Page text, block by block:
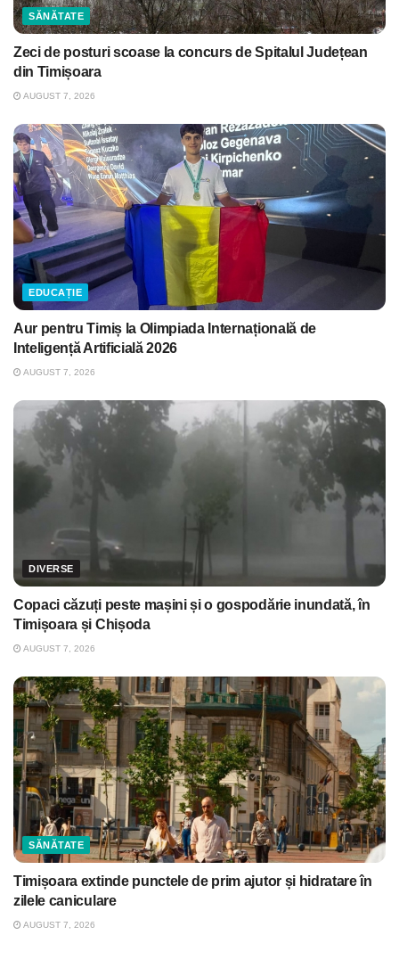
SĂNĂTATE
Zeci de posturi scoase la concurs de Spitalul Județean
din Timișoara
AUGUST 7, 2026
EDUCAȚIE
Aur pentru Timiș la Olimpiada Internațională de
Inteligență Artificială 2026
AUGUST 7, 2026
DIVERSE
Copaci căzuți peste mașini și o gospodărie inundată, în
Timișoara și Chișoda
AUGUST 7, 2026
SĂNĂTATE
Timișoara extinde punctele de prim ajutor și hidratare în
zilele caniculare
AUGUST 7, 2026